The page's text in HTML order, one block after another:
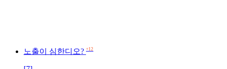
노출이 심한디오? +12